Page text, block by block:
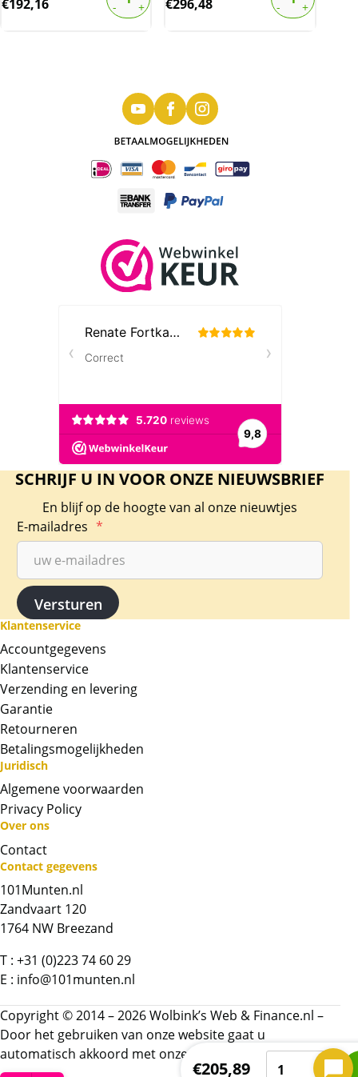
€192,16 €296,48
Chat met ons
Bel ons
Contactformulier
Naam *
SCHRIJF U IN VOOR ONZE NIEUWSBRIEF
En blijf op de hoogte van al onze nieuwtjes
E-mailadres *
Klantenservice
Accountgegevens
Klantenservice
Verzending en levering
Garantie
Retourneren
Betalingsmogelijkheden
Juridisch
Algemene voorwaarden
Privacy Policy
Over ons
Contact
Contact gegevens
101Munten.nl
Zandvaart 120
1764 NW Breezand
T : +31 (0)223 74 60 29
E : info@101munten.nl
Copyright © 2014 – 2026 Wolbink’s Web & Finance.nl –
Door het gebruiken van onze website gaat u
automatisch akkoord met onze
algemene voorwaarden.
€205,89